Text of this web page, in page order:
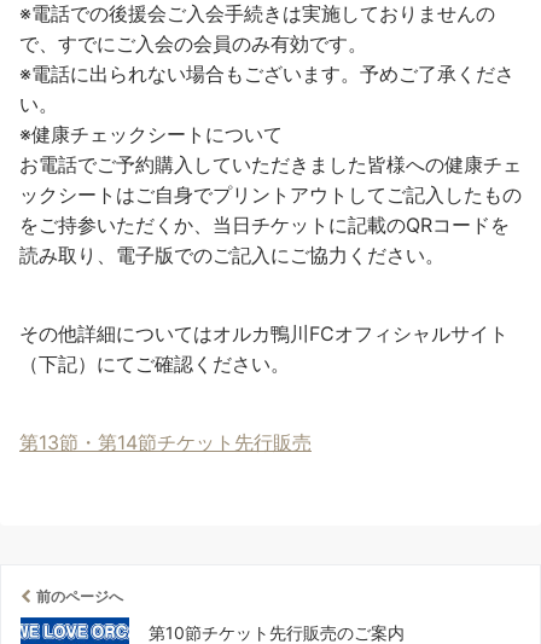
※電話での後援会ご入会手続きは実施しておりませんの
で、すでにご入会の会員のみ有効です。
※電話に出られない場合もございます。予めご了承くださ
い。
※健康チェックシートについて
お電話でご予約購入していただきました皆様への健康チェ
ックシートはご自身でプリントアウトしてご記入したもの
をご持参いただくか、当日チケットに記載のQRコードを
読み取り、電子版でのご記入にご協力ください。
その他詳細についてはオルカ鴨川FCオフィシャルサイト
（下記）にてご確認ください。
第13節・第14節チケット先行販売
前のページへ
第10節チケット先行販売のご案内